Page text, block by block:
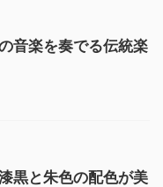
音楽を奏でる伝統楽
黒と朱色の配色が美